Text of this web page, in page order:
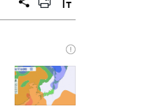
공
프
트
텍
트